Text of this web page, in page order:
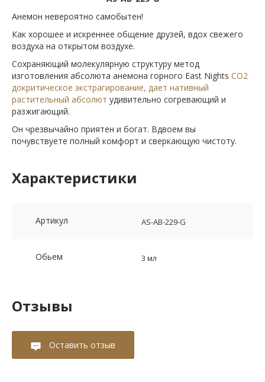
Анемон невероятно самобытен!
Как хорошее и искреннее общение друзей, вдох свежего
воздуха на открытом воздухе.
Сохраняющий молекулярную структуру метод
изготовления абсолюта анемона горного East Nights СО2
докритическое экстрагирование, дает нативный
растительный абсолют удивительно согревающий и
разжигающий.
Он чрезвычайно приятен и богат. Вдвоем вы
почувствуете полный комфорт и сверкающую чистоту.
Характеристики
Артикул AS-AB-229-G
Обьем 3 мл
Отзывы
Оставить отзыв